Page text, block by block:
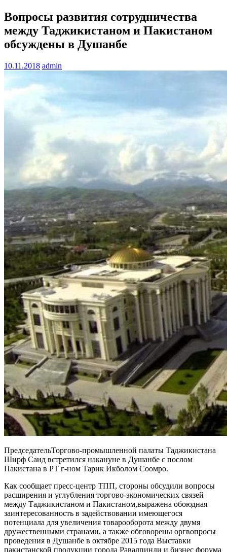
Вопросы развития сотрудничества
между Таджикистаном и Пакистаном
обсуждены в Душанбе
10.11.2018 admin
ПредседательТоргово-промышленной палаты Таджикистана
Ширф Саид встретился накануне в Душанбе с послом
Пакистана в РТ г-ном Тарик Икболом Соомро.
Как сообщает пресс-центр ТПП, стороны обсудили вопросы
расширения и углубления торгово-экономических связей
между Таджикистаном и Пакистаном,выражена обоюдная
заинтересованность в задействовании имеющегося
потенциала для увеличения товарооборота между двумя
дружественными странами, а также обговорены оргвопросы
проведения в Душанбе в октябре 2015 года Выставки
пакистанской продукции города Равалпинди и бизнес форума